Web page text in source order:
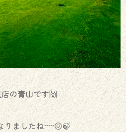
の青山です🙌
ましたね·····😖🍃